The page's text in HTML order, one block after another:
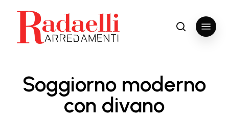
content
search
Menu
Soggiorno moderno
con divano
Close